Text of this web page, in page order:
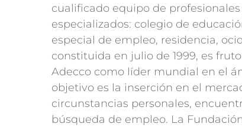
cualificado equipo de
especializados: colegio de
especial de empleo, residencia,
constituida en julio de 1999, es
Adecco como líder mundial en el
objetivo es la inserción en el
circunstancias personales,
búsqueda de empleo. La